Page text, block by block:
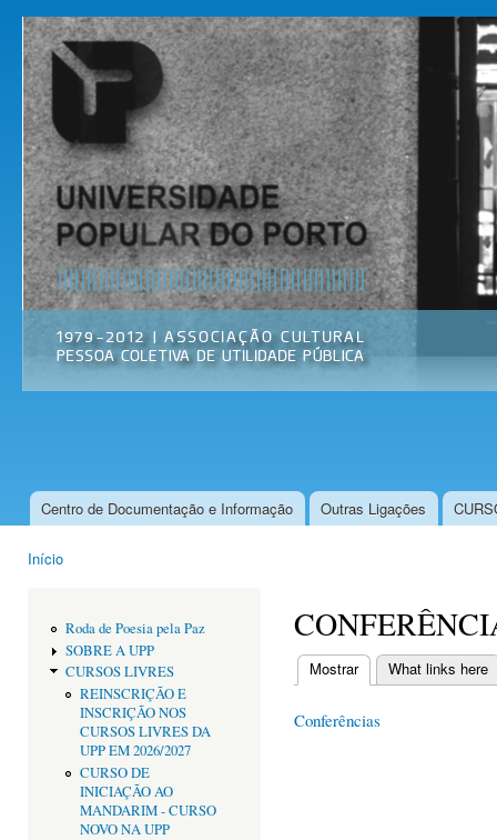
Universidade
Popular do
Porto
Associação
Cultural
Menu principal
Centro de Documentação e Informação Outras Ligações
Início
Roda de Poesia pela Paz
SOBRE A UPP
CURSOS LIVRES
REINSCRIÇÃO E
INSCRIÇÃO NOS
CURSOS LIVRES DA
UPP EM 2026/2027
CURSO DE
INICIAÇÃO AO
MANDARIM - CURSO
NOVO NA UPP
Separadores
Mostrar(separador ativo)
What links here
Conferências